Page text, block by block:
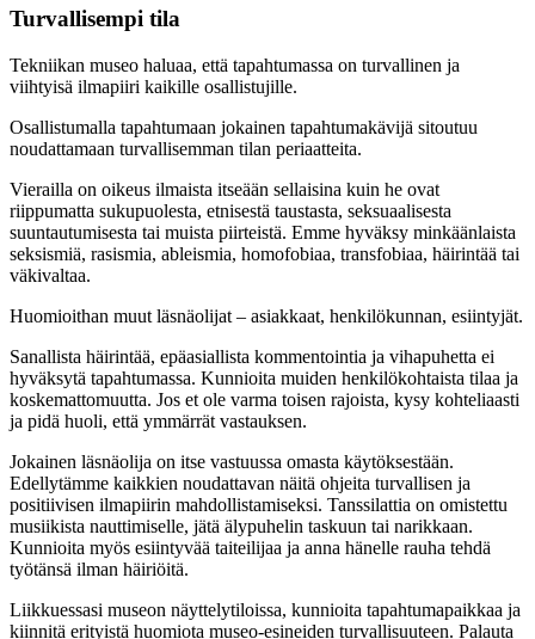
Turvallisempi tila
Tekniikan museo haluaa, että tapahtumassa on turvallinen ja
viihtyisä ilmapiiri kaikille osallistujille.
Osallistumalla tapahtumaan jokainen tapahtumakävijä sitoutuu
noudattamaan turvallisemman tilan periaatteita.
Vierailla on oikeus ilmaista itseään sellaisina kuin he ovat
riippumatta sukupuolesta, etnisestä taustasta, seksuaalisesta
suuntautumisesta tai muista piirteistä. Emme hyväksy minkäänlaista
seksismiä, rasismia, ableismia, homofobiaa, transfobiaa, häirintää tai
väkivaltaa.
Huomioithan muut läsnäolijat – asiakkaat, henkilökunnan, esiintyjät.
Sanallista häirintää, epäasiallista kommentointia ja vihapuhetta ei
hyväksytä tapahtumassa. Kunnioita muiden henkilökohtaista tilaa ja
koskemattomuutta. Jos et ole varma toisen rajoista, kysy kohteliaasti
ja pidä huoli, että ymmärrät vastauksen.
Jokainen läsnäolija on itse vastuussa omasta käytöksestään.
Edellytämme kaikkien noudattavan näitä ohjeita turvallisen ja
positiivisen ilmapiirin mahdollistamiseksi. Tanssilattia on omistettu
musiikista nauttimiselle, jätä älypuhelin taskuun tai narikkaan.
Kunnioita myös esiintyvää taiteilijaa ja anna hänelle rauha tehdä
työtänsä ilman häiriöitä.
Liikkuessasi museon näyttelytiloissa, kunnioita tapahtumapaikkaa ja
kiinnitä erityistä huomiota museo-esineiden turvallisuuteen. Palauta